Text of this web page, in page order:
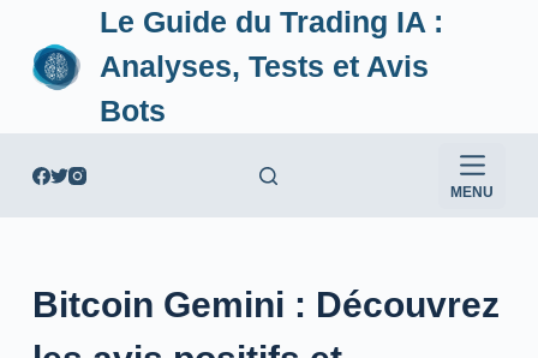
a
Le Guide du Trading IA :
Analyses, Tests et Avis
Bots
MENU
Bitcoin Gemini : Découvrez